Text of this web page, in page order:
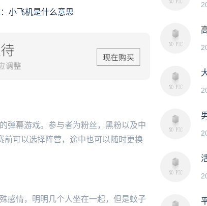
小飞机是什么意思
弹幕游戏。参与者为粉丝，黑粉以及中
可以选择阵营，途中也可以随时更换
感情，明明几个人坐在一起，但是蚊子